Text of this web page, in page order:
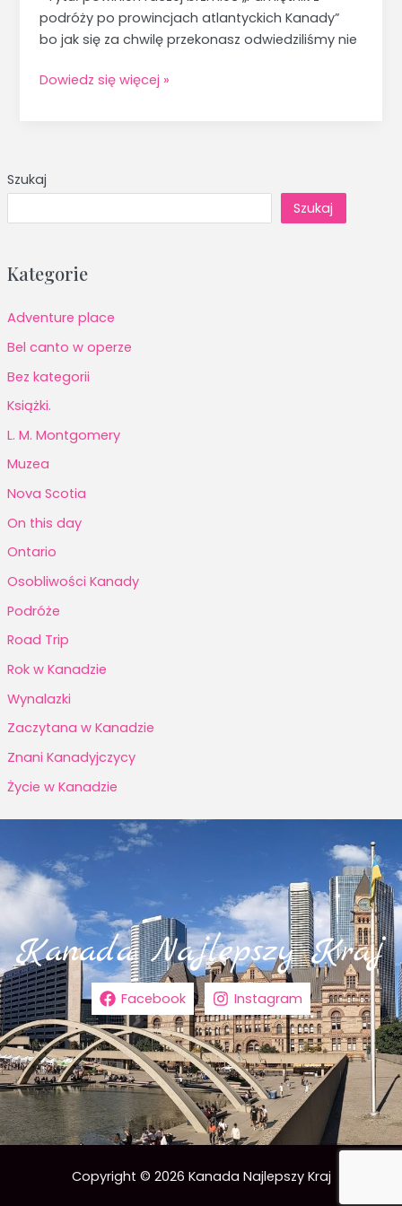
Szukaj
Szukaj
Kategorie
Adventure place
Bel canto w operze
Bez kategorii
Książki.
L. M. Montgomery
Muzea
Nova Scotia
On this day
Ontario
Osobliwości Kanady
Podróże
Road Trip
Rok w Kanadzie
Wynalazki
Zaczytana w Kanadzie
Znani Kanadyjczycy
Życie w Kanadzie
podróży po prowincjach atlantyckich Kanady”
bo jak się za chwilę przekonasz odwiedziliśmy nie
Dowiedz się więcej »
Facebook Instagram
Copyright © 2026 Kanada Najlepszy Kraj